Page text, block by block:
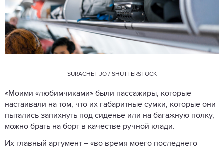
SURACHET JO / SHUTTERSTOCK
«Моими «любимчиками» были пассажиры, которые
настаивали на том, что их габаритные сумки, которые они
пытались запихнуть под сиденье или на багажную полку,
можно брать на борт в качестве ручной клади.
Их главный аргумент – «во время моего последнего